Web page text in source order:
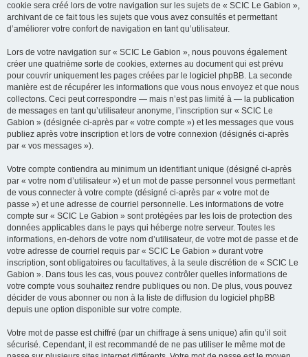
cookie sera créé lors de votre navigation sur les sujets de « SCIC Le Gabion »,
archivant de ce fait tous les sujets que vous avez consultés et permettant
d’améliorer votre confort de navigation en tant qu’utilisateur.
Lors de votre navigation sur « SCIC Le Gabion », nous pouvons également
créer une quatrième sorte de cookies, externes au document qui est prévu
pour couvrir uniquement les pages créées par le logiciel phpBB. La seconde
manière est de récupérer les informations que vous nous envoyez et que nous
collectons. Ceci peut correspondre — mais n’est pas limité à — la publication
de messages en tant qu’utilisateur anonyme, l’inscription sur « SCIC Le
Gabion » (désignée ci-après par « votre compte ») et les messages que vous
publiez après votre inscription et lors de votre connexion (désignés ci-après
par « vos messages »).
Votre compte contiendra au minimum un identifiant unique (désigné ci-après
par « votre nom d’utilisateur ») et un mot de passe personnel vous permettant
de vous connecter à votre compte (désigné ci-après par « votre mot de
passe ») et une adresse de courriel personnelle. Les informations de votre
compte sur « SCIC Le Gabion » sont protégées par les lois de protection des
données applicables dans le pays qui héberge notre serveur. Toutes les
informations, en-dehors de votre nom d’utilisateur, de votre mot de passe et de
votre adresse de courriel requis par « SCIC Le Gabion » durant votre
inscription, sont obligatoires ou facultatives, à la seule discrétion de « SCIC Le
Gabion ». Dans tous les cas, vous pouvez contrôler quelles informations de
votre compte vous souhaitez rendre publiques ou non. De plus, vous pouvez
décider de vous abonner ou non à la liste de diffusion du logiciel phpBB
depuis une option disponible sur votre compte.
Votre mot de passe est chiffré (par un chiffrage à sens unique) afin qu’il soit
sécurisé. Cependant, il est recommandé de ne pas utiliser le même mot de